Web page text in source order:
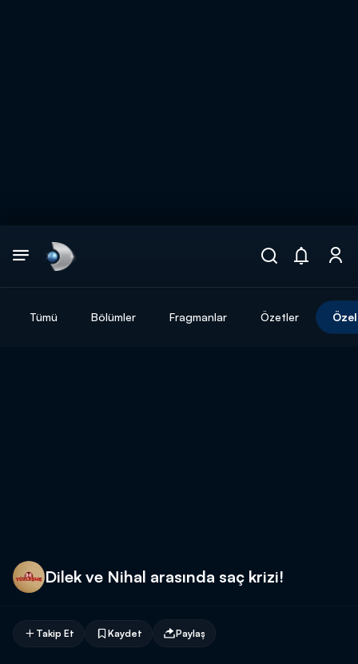
Tümü Bölümler Fragmanlar Özetler
Dilek ve Nihal arasında saç krizi!
Takip Et Kaydet Paylaş